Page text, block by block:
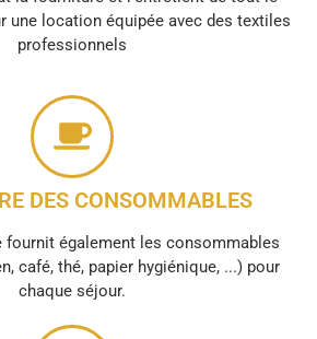
une location équipée avec des textiles
professionnels
DES CONSOMMABLES
fournit également les consommables
café, thé, papier hygiénique, ...) pour
chaque séjour.